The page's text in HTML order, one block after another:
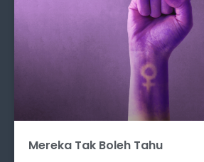
Mereka Tak Boleh Tahu